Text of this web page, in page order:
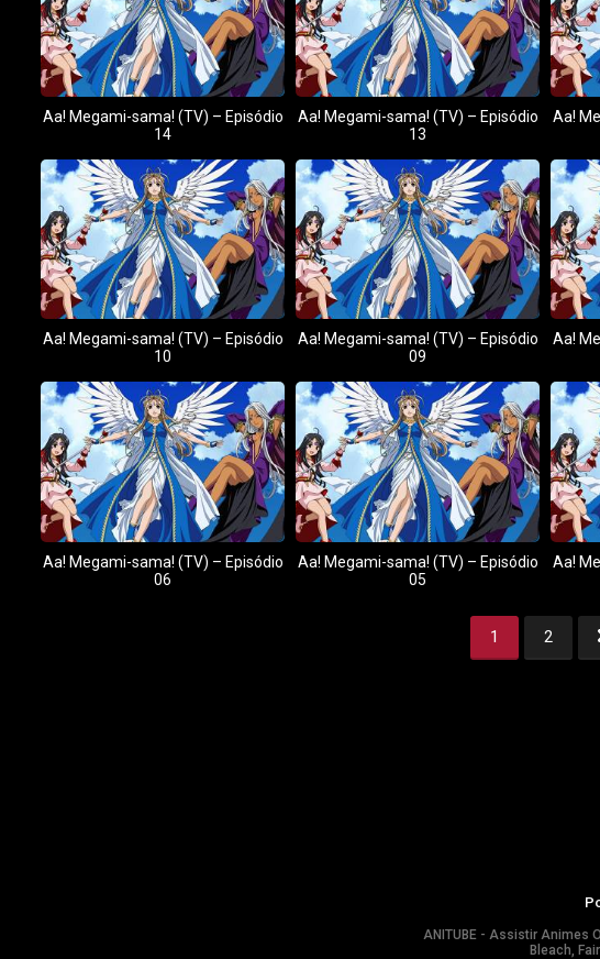
Aa! Megami-sama! (TV) – Episódio
14
Aa! Megami-sama! (TV) – Episódio
13
Aa!
Aa! Megami-sama! (TV) – Episódio
10
Aa! Megami-sama! (TV) – Episódio
09
Aa!
Aa! Megami-sama! (TV) – Episódio
06
Aa! Megami-sama! (TV) – Episódio
05
Aa!
1
1
2
2
ANITUBE - Assistir Animes
Bleach,